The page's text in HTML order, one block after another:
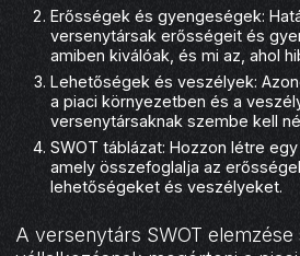
Erősségek és gyengeségek:
versenytársak erősségeit és
amiben kiválóak, és mi az, ahol
Lehetőségek és veszélyek:
a piaci környezetben és a
versenytársaknak szembe kell
SWOT táblázat: Hozzon létre
amely összefoglalja az
lehetőségeket és veszélyeket.
A versenytárs SWOT elemzése